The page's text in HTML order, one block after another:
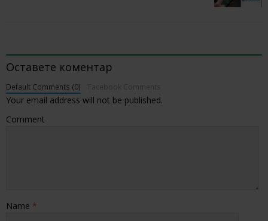
Оставете коментар
Default Comments (0)
Your email address will not be published.
Comment
Name *